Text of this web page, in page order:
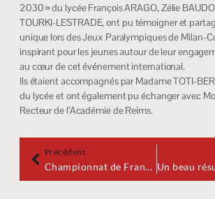
2030 » du lycée François ARAGO, Zélie
TOURKI-LESTRADE, ont pu témoigner et
unique lors des Jeux Paralympiques de Milan-
inspirant pour les jeunes autour de leur
au cœur de cet événement international.
Ils étaient accompagnés par Madame TOTI-
du lycée et ont également pu échanger avec
Recteur de l’Académie de Reims.
Précédent
Championnat de France UNSS de Handball garçons excellence du 23 au 26 mars au Mans